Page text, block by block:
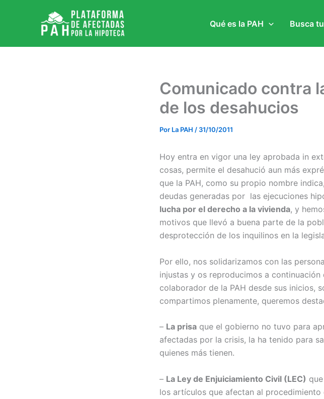
Qué es la PAH Busca
Comunicado contra
de los desahucios
Por La PAH / 31/10/2011
Hoy entra en vigor una ley aprobada in
cosas, permite el desahució aun más
que la PAH, como su propio nombre
deudas generadas por las ejecuciones
lucha por el derecho a la vivienda, y
motivos que llevó a buena parte de la
desprotección de los inquilinos en la
Por ello, nos solidarizamos con las
injustas y os reproducimos a
colaborador de la PAH desde sus inicios,
compartimos plenamente, queremos
– La prisa que el gobierno no tuvo para
afectadas por la crisis, la ha tenido para
quienes más tienen.
– La Ley de Enjuiciamiento Civil (LEC)
los artículos que afectan al